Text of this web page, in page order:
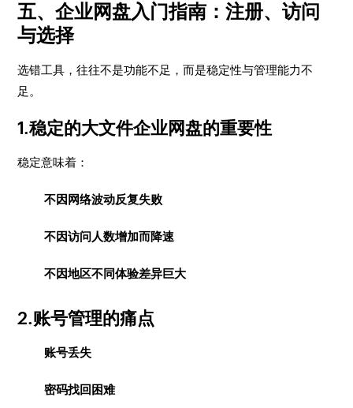
五、企业网盘入门指南：注册、访问
与选择
选错工具，往往不是功能不足，而是稳定性与管理能力不
足。
1.稳定的大文件企业网盘的重要性
稳定意味着：
不因网络波动反复失败
不因访问人数增加而降速
不因地区不同体验差异巨大
2.账号管理的痛点
账号丢失
密码找回困难